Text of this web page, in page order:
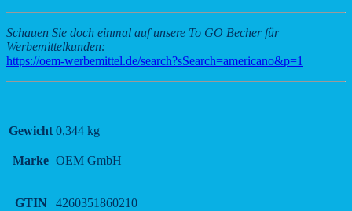
Schauen Sie doch einmal auf unsere To GO Becher für
Werbemittelkunden:
https://oem-werbemittel.de/search?sSearch=americano&p=1
Gewicht 0,344 kg
Marke OEM GmbH
GTIN 4260351860210